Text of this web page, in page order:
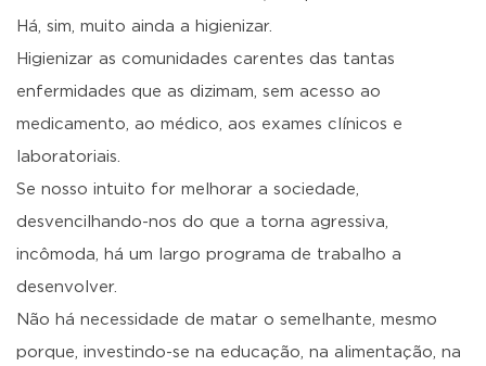
Há, sim, muito ainda a higienizar.
Higienizar as comunidades carentes das tantas
enfermidades que as dizimam, sem acesso ao
medicamento, ao médico, aos exames clínicos e
laboratoriais.
Se nosso intuito for melhorar a sociedade,
desvencilhando-nos do que a torna agressiva,
incômoda, há um largo programa de trabalho a
desenvolver.
Não há necessidade de matar o semelhante, mesmo
porque, investindo-se na educação, na alimentação, na